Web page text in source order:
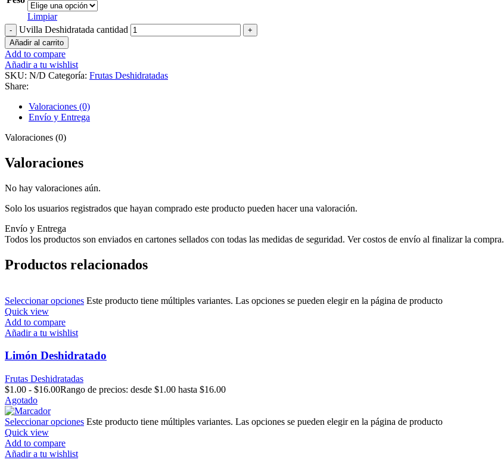
Limpiar
Uvilla Deshidratada cantidad
Añadir al carrito
Add to compare
Añadir a tu wishlist
SKU: N/D Categoría: Frutas Deshidratadas
Share:
Valoraciones (0)
Envío y Entrega
Valoraciones (0)
Valoraciones
No hay valoraciones aún.
Solo los usuarios registrados que hayan comprado este producto pueden hacer una valoración.
Envío y Entrega
Todos los productos son enviados en cartones sellados con todas las medidas de seguridad. Ver costos de envío al finalizar la compra.
Productos relacionados
Seleccionar opciones Este producto tiene múltiples variantes. Las opciones se pueden elegir en la página de producto
Quick view
Add to compare
Añadir a tu wishlist
Limón Deshidratado
Frutas Deshidratadas
$1.00 - $16.00Rango de precios: desde $1.00 hasta $16.00
Agotado
Seleccionar opciones Este producto tiene múltiples variantes. Las opciones se pueden elegir en la página de producto
Quick view
Add to compare
Añadir a tu wishlist